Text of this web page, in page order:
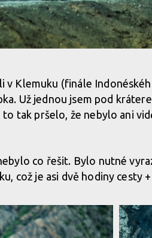
v Klemuku (finále
Už jednou jsem pod
tak pršelo, že nebylo ani
co řešit. Bylo nutné
což je asi dvě hodiny cesty